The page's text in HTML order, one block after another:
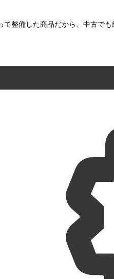
て整備した商品だから、中古で